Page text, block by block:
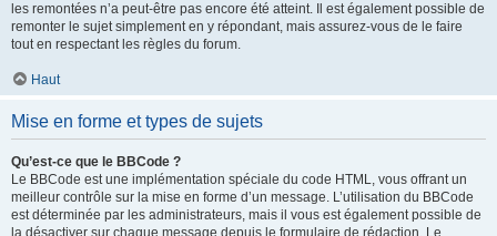
les remontées n’a peut-être pas encore été atteint. Il est également possible de
remonter le sujet simplement en y répondant, mais assurez-vous de le faire
tout en respectant les règles du forum.
Haut
Mise en forme et types de sujets
Qu’est-ce que le BBCode ?
Le BBCode est une implémentation spéciale du code HTML, vous offrant un
meilleur contrôle sur la mise en forme d’un message. L’utilisation du BBCode
est déterminée par les administrateurs, mais il vous est également possible de
la désactiver sur chaque message depuis le formulaire de rédaction. Le